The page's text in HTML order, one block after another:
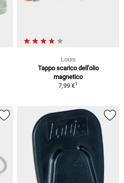
Louis
Tappo scarico dell'olio
magnetico
7,99 €1